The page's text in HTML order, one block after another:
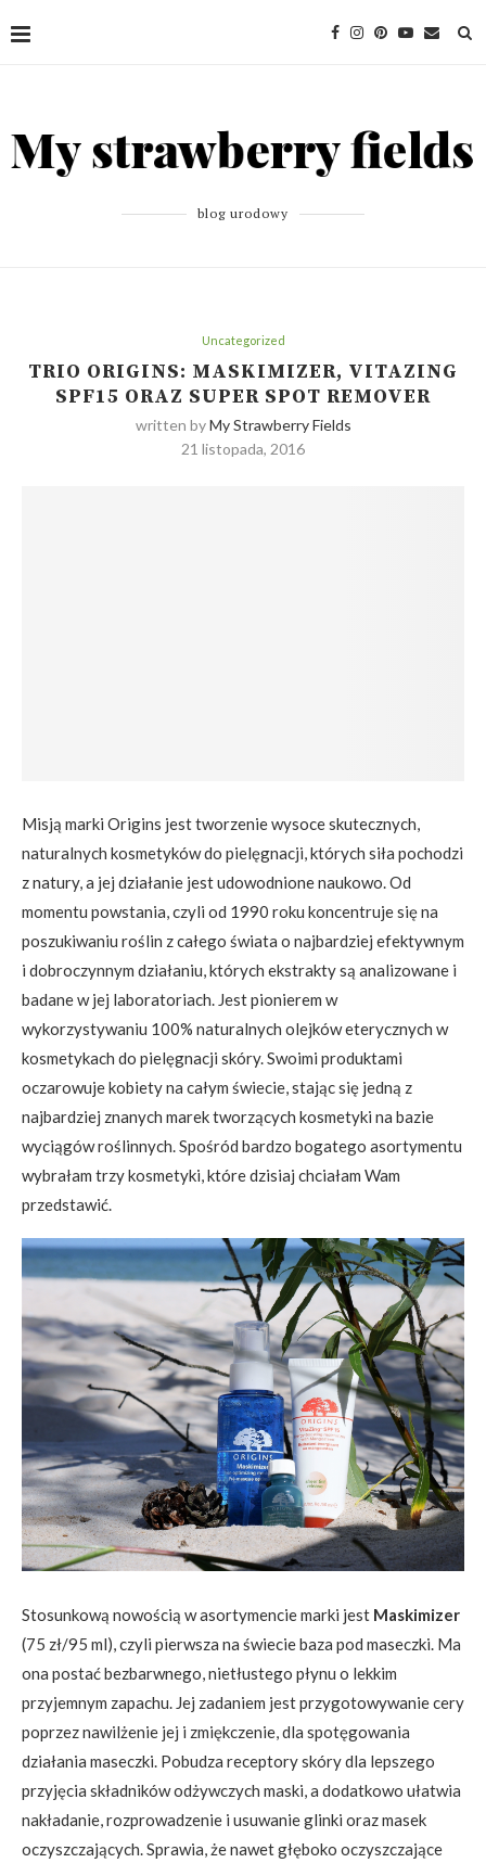
blog urodowy
Uncategorized
TRIO ORIGINS: MASKIMIZER, VITAZING
SPF15 ORAZ SUPER SPOT REMOVER
written byMy Strawberry Fields
21 listopada, 2016
Misją marki Origins jest tworzenie wysoce skutecznych,
naturalnych kosmetyków do pielęgnacji, których siła pochodzi
z natury, a jej działanie jest udowodnione naukowo. Od
momentu powstania, czyli od 1990 roku koncentruje się na
poszukiwaniu roślin z całego świata o najbardziej efektywnym
i dobroczynnym działaniu, których ekstrakty są analizowane i
badane w jej laboratoriach. Jest pionierem w
wykorzystywaniu 100% naturalnych olejków eterycznych w
kosmetykach do pielęgnacji skóry. Swoimi produktami
oczarowuje kobiety na całym świecie, stając się jedną z
najbardziej znanych marek tworzących kosmetyki na bazie
wyciągów roślinnych. Spośród bardzo bogatego asortymentu
wybrałam trzy kosmetyki, które dzisiaj chciałam Wam
przedstawić.
Stosunkową nowością w asortymencie marki jest Maskimizer
(75 zł/95 ml), czyli pierwsza na świecie baza pod maseczki. Ma
ona postać bezbarwnego, nietłustego płynu o lekkim
przyjemnym zapachu. Jej zadaniem jest przygotowywanie cery
poprzez nawilżenie jej i zmiękczenie, dla spotęgowania
działania maseczki. Pobudza receptory skóry dla lepszego
przyjęcia składników odżywczych maski, a dodatkowo ułatwia
nakładanie, rozprowadzenie i usuwanie glinki oraz masek
oczyszczających. Sprawia, że nawet głęboko oczyszczające